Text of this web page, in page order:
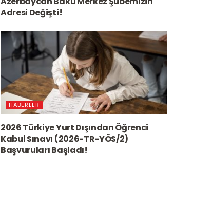
Adresi Değişti!
HABERLER
2026 Türkiye Yurt Dışından Öğrenci
Kabul Sınavı (2026-TR-YÖS/2)
Başvuruları Başladı!